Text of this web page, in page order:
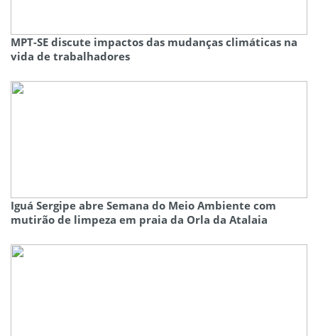
MPT-SE discute impactos das mudanças climáticas na
vida de trabalhadores
Iguá Sergipe abre Semana do Meio Ambiente com
mutirão de limpeza em praia da Orla da Atalaia